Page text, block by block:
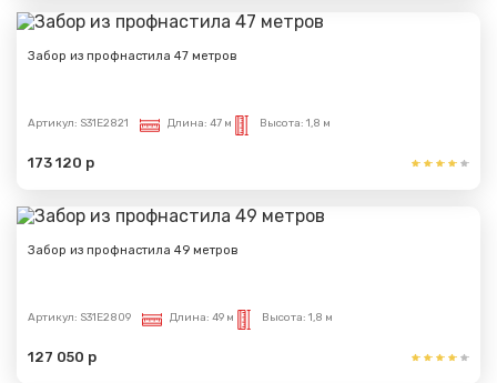
Забор из профнастила 47 метров
Артикул: S31E2821 Длина: 47 м Высота: 1,8 м
173 120 р
Забор из профнастила 49 метров
Артикул: S31E2809 Длина: 49 м Высота: 1,8 м
127 050 р